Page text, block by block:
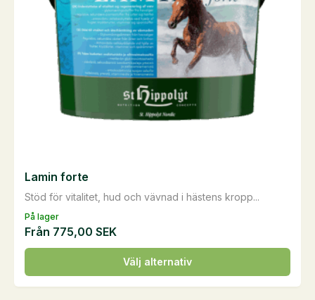
produktsidan
På lager
Stöd för vitalitet, hud och vävnad i hästens kropp...
Lamin forte
Från 775,00 SEK
Välj alternativ
Den
här
produkten